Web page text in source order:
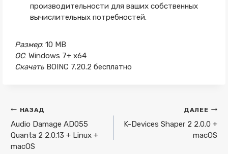
производительности для ваших собственных
вычислительных потребностей.
Размер: 10 MB
ОС: Windows 7+ x64
Скачать BOINC 7.20.2 бесплатно
Навигация
по
записям
НАЗАД
Audio Damage AD055
Quanta 2 2.0.13 + Linux +
macOS
ДАЛЕЕ
K-Devices Shaper 2 2.0.0 +
macOS